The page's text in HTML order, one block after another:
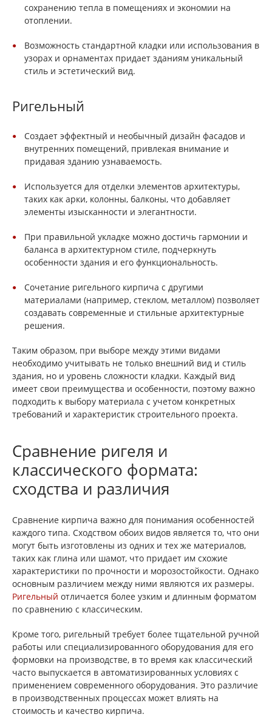
сохранению тепла в помещениях и экономии на
отоплении.
Возможность стандартной кладки или использования в
узорах и орнаментах придает зданиям уникальный
стиль и эстетический вид.
Ригельный
Создает эффектный и необычный дизайн фасадов и
внутренних помещений, привлекая внимание и
придавая зданию узнаваемость.
Используется для отделки элементов архитектуры,
таких как арки, колонны, балконы, что добавляет
элементы изысканности и элегантности.
При правильной укладке можно достичь гармонии и
баланса в архитектурном стиле, подчеркнуть
особенности здания и его функциональность.
Сочетание ригельного кирпича с другими
материалами (например, стеклом, металлом) позволяет
создавать современные и стильные архитектурные
решения.
Таким образом, при выборе между этими видами
необходимо учитывать не только внешний вид и стиль
здания, но и уровень сложности кладки. Каждый вид
имеет свои преимущества и особенности, поэтому важно
подходить к выбору материала с учетом конкретных
требований и характеристик строительного проекта.
Сравнение ригеля и
классического формата:
сходства и различия
Сравнение кирпича важно для понимания особенностей
каждого типа. Сходством обоих видов является то, что они
могут быть изготовлены из одних и тех же материалов,
таких как глина или шамот, что придает им схожие
характеристики по прочности и морозостойкости. Однако
основным различием между ними являются их размеры.
Ригельный отличается более узким и длинным форматом
по сравнению с классическим.
Кроме того, ригельный требует более тщательной ручной
работы или специализированного оборудования для его
формовки на производстве, в то время как классический
часто выпускается в автоматизированных условиях с
применением современного оборудования. Это различие
в производственных процессах может влиять на
стоимость и качество кирпича.